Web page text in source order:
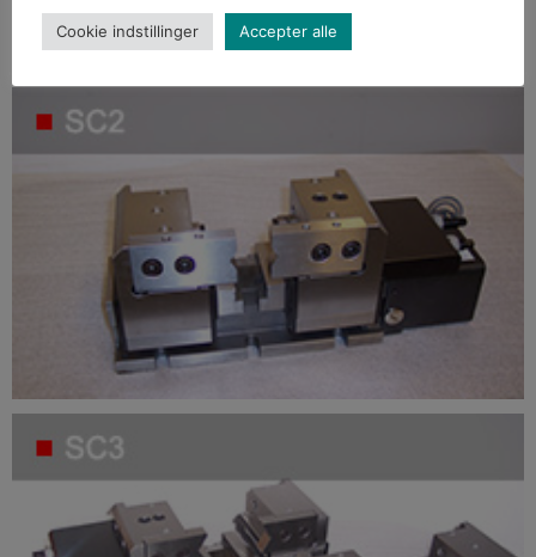
Cookie indstillinger Accepter alle